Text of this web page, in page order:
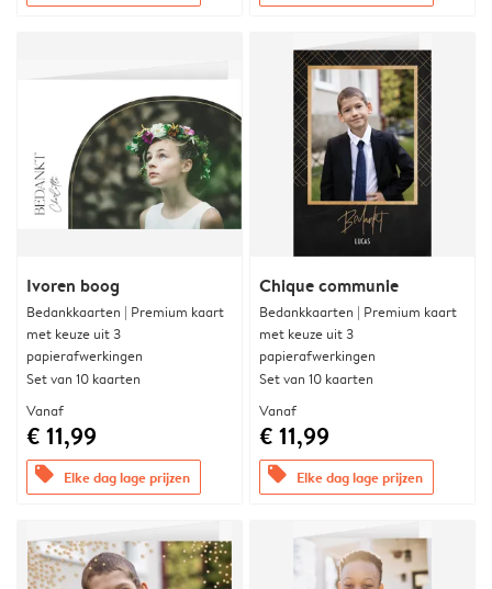
Ivoren boog
Bedankkaarten | Premium kaart
met keuze uit 3
papierafwerkingen
Set van 10 kaarten
Vanaf
€ 11,99
offers Elke dag lage prijzen
Chique communie
Bedankkaarten | Premium kaart
met keuze uit 3
papierafwerkingen
Set van 10 kaarten
Vanaf
€ 11,99
offers Elke dag lage prijzen